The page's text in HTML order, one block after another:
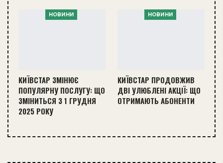
НОВИНИ
КИЇВСТАР ЗМІНЮЄ
ПОПУЛЯРНУ ПОСЛУГУ: ЩО
ЗМІНИТЬСЯ З 1 ГРУДНЯ
2025 РОКУ
НОВИНИ
КИЇВСТАР ПРОДОВЖИВ
ДВІ УЛЮБЛЕНІ АКЦІЇ: ЩО
ОТРИМАЮТЬ АБОНЕНТИ